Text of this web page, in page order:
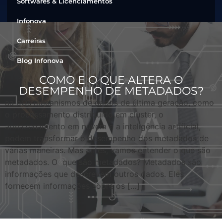
Infonova
Carreiras
Blog Infonova
COMO E O QUE ALTERA O
DESEMPENHO DE METADADOS?
aa oOs mecanismos de dados de última geração, como
o processamento distribuído em cluster, o
armazenamento em nuvem e a inteligência artificial,
podem transformar o desempenho dos metadados de
várias maneiras. Mas antes, vamos entender o que são
metadados. O que são metadados? Metadados são
informações que descrevem outros dados. Eles
fornecem informações sobre os […]